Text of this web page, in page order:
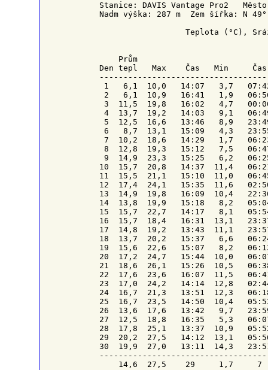
Stanice: DAVIS Vantage Pro2
Nadm výška: 287 m  Zem šířka: N
Teplota (°C),
Prům
Den tepl   Max    Čas   Min
1   6,1  10,0   14:07   3,7
2   6,1  10,9   16:41   1,9
3  11,5  19,8   16:02   4,7
4  13,7  19,2   14:03   9,1
5  12,5  16,6   13:46   8,9
6   8,7  13,1   15:09   4,3
7  10,2  18,6   14:29   1,7
8  12,8  19,3   15:12   7,5
9  14,9  23,3   15:25   6,2
10  15,7  20,8   14:37  11,4
11  15,5  21,1   15:10  11,0
12  17,4  24,1   15:35  11,6
13  14,9  19,8   16:09  10,4
14  13,8  19,9   15:18   8,2
15  15,7  22,7   14:17   8,1
16  15,7  18,4   16:31  13,1
17  14,8  19,2   13:43  11,1
18  13,7  20,2   15:37   6,6
19  15,6  22,6   15:07   8,2
20  17,2  24,7   15:44  10,0
21  18,6  26,1   15:26  10,5
22  17,6  23,6   16:07  11,5
23  17,0  24,2   14:14  12,8
24  16,7  21,3   13:51  12,3
25  16,7  23,5   14:50  10,4
26  13,6  17,6   13:42   9,7
27  12,5  18,8   16:35   5,3
28  17,8  25,1   13:37  10,9
29  20,2  27,5   14:12  13,1
30  19,9  27,0   13:11  14,3
14,6  27,5    29     1,7     7